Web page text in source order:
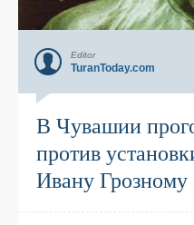
Editor
TuranToday.com
В Чувашии
против
Ивану Грозному